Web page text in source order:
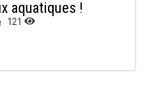
aquatiques !
121